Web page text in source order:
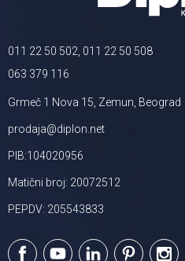
011 22 50 502, 011 22 50 508
063 379 116
Grmeč 1 Nova 15, Zemun, Beograd
prodaja@diplon.net
PIB:104020956
Matični broj: 20072512
PEPDV: 205543833